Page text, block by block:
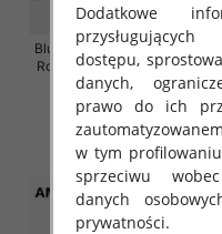
Bluzki damskie (Francja
Roz S/M-M/L, Mix Kolor
10 szt
47.00 zł
szczegóły
Dodatkowe
dostępu,
danych,
prawo do ich
w tym
sprzeciwu
danych
prywatności.